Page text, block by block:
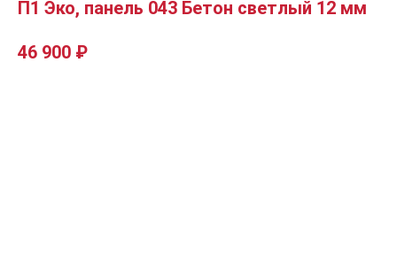
П1 Эко, панель 043 Бетон светлый 12 мм
46 900 ₽